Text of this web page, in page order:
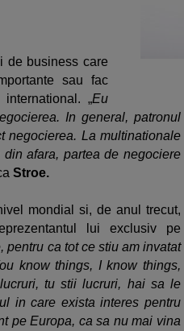
de business care
sau fac
„Eu
In general, patronul
negocierea. La multinationale
afara, partea de negociere
Stroe.
mondial si, de anul trecut,
lui exclusiv pe
pentru ca tot ce stiu am invatat
know things, I know things,
tu stii lucruri, hai sa le
in care exista interes pentru
pe Europa, ca sa nu mai vina